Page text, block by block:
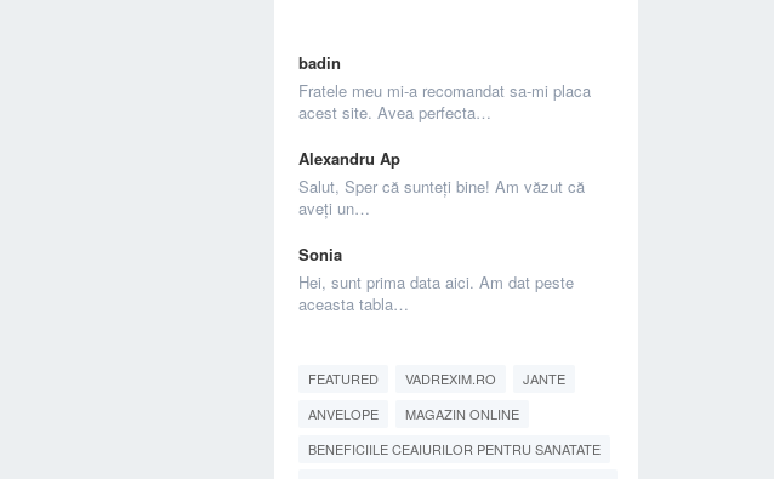
badin
Fratele meu mi-a recomandat sa-mi placa
acest site. Avea perfecta…
Alexandru Ap
Salut, Sper că sunteți bine! Am văzut că
aveți un…
Sonia
Hei, sunt prima data aici. Am dat peste
aceasta tabla…
FEATURED VADREXIM.RO
JANTE
ANVELOPE
MAGAZIN ONLINE
BENEFICIILE CEAIURILOR PENTRU SANATATE